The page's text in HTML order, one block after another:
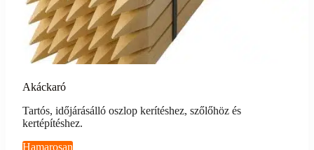
Akáckaró
Tartós, időjárásálló oszlop kerítéshez, szőlőhöz és
kertépítéshez.
Hamarosan